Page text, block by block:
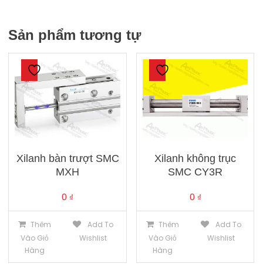
Sản phẩm tương tự
Xilanh bàn trượt SMC
MXH
0 ₫
Thêm
Vào Giỏ
Hàng
Add To
Wishlist
Xilanh không trục
SMC CY3R
0 ₫
Thêm
Vào Giỏ
Hàng
Add To
Wishlist